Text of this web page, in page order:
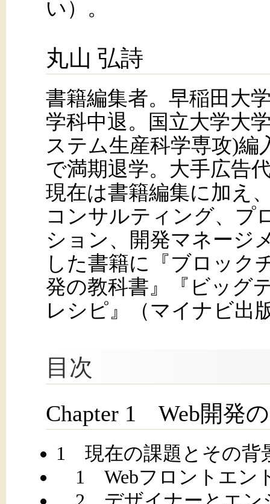
い）。
丸山 弘詩
書籍編集者。早稲田大
学科中退。国立大学大
ステム生産科学専攻)編
で満期退学。大手広告
現在は書籍編集に加え
コンサルティング、プ
ション、開発マネージ
した書籍に『ブロック
発の教科書』『ビッグ
レシピ』（マイナビ出
目次
Chapter 1 Web開発
1 現在の課題とその背
1 Webフロントエン